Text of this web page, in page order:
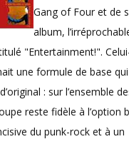
Gang of Four et de
album,
"Entertainment!".
une formule de base
: sur l’ensemble
reste fidèle à l’option
du punk-rock et à un